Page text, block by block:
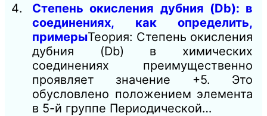
Степень окисления дубния (Db): в
соединениях, как определить,
примерыТеория: Степень окисления
дубния (Db) в химических
соединениях преимущественно
проявляет значение +5. Это
обусловлено положением элемента
в 5-й группе Периодической…